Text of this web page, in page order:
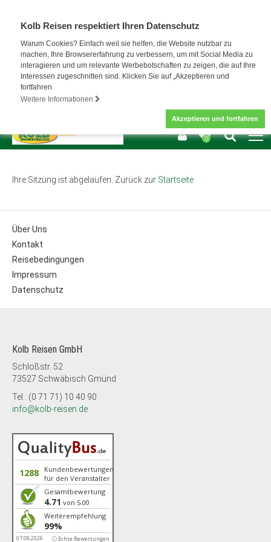
Kolb Reisen respektiert Ihren Datenschutz
Warum Cookies? Einfach weil sie helfen, die Website nutzbar zu
machen, Ihre Browsererfahrung zu verbessern, um mit Social Media zu
interagieren und um relevante Werbebotschaften zu zeigen, die auf Ihre
Interessen zugeschnitten sind. Klicken Sie auf „Akzeptieren und
fortfahren
Weitere Informationen
Akzeptieren und fortfahren
0
Ihre Sitzung ist abgelaufen. Zurück zur Startseite
Über Uns
Kontakt
Reisebedingungen
Impressum
Datenschutz
Kolb Reisen GmbH
Schloßstr. 52
73527 Schwäbisch Gmünd
Tel.: (0 71 71) 10 40 90
info@kolb-reisen.de
1288
Kundenbewertungen
für den Veranstalter
Gesamtbewertung
4.71 von 5.00
Weiterempfehlung
99%
07.08.2026 ⓘ Echte Bewertungen